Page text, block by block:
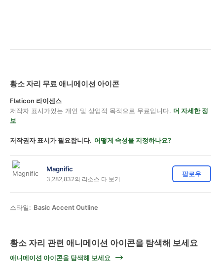
황소 자리 무료 애니메이션 아이콘
Flaticon 라이센스
저작자 표시가있는 개인 및 상업적 목적으로 무료입니다. 더 자세한 정
보
저작권자 표시가 필요합니다. 어떻게 속성을 지정하나요?
Magnific
3,282,832의 리소스 다 보기
팔로우
스타일: Basic Accent Outline
황소 자리 관련 애니메이션 아이콘을 탐색해 보세요
애니메이션 아이콘을 탐색해 보세요